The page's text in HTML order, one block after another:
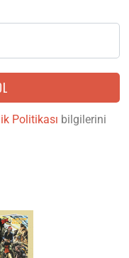
Politikası bilgilerini